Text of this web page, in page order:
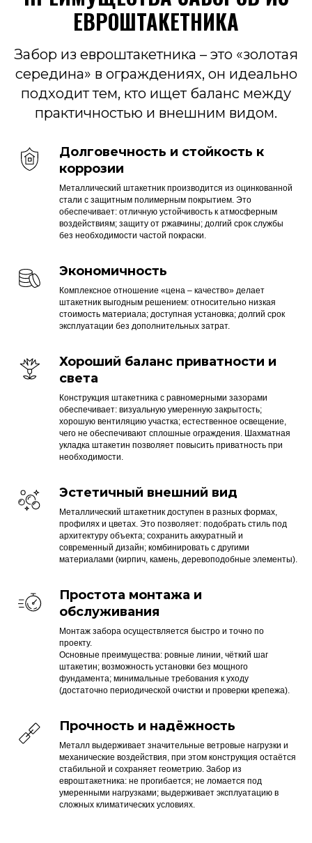
ЕВРОШТАКЕТНИКА
Забор из евроштакетника – это «золотая
середина» в ограждениях, он идеально
подходит тем, кто ищет баланс между
практичностью и внешним видом.
Долговечность и стойкость к
коррозии
Металлический штакетник производится из оцинкованной
стали с защитным полимерным покрытием. Это
обеспечивает: отличную устойчивость к атмосферным
воздействиям; защиту от ржавчины; долгий срок службы
без необходимости частой покраски.
Экономичность
Комплексное отношение «цена – качество» делает
штакетник выгодным решением: относительно низкая
стоимость материала; доступная установка; долгий срок
эксплуатации без дополнительных затрат.
Хороший баланс приватности и
света
Конструкция штакетника с равномерными зазорами
обеспечивает: визуальную умеренную закрытость;
хорошую вентиляцию участка; естественное освещение,
чего не обеспечивают сплошные ограждения. Шахматная
укладка штакетин позволяет повысить приватность при
необходимости.
Эстетичный внешний вид
Металлический штакетник доступен в разных формах,
профилях и цветах. Это позволяет: подобрать стиль под
архитектуру объекта; сохранить аккуратный и
современный дизайн; комбинировать с другими
материалами (кирпич, камень, деревоподобные элементы).
Простота монтажа и
обслуживания
Монтаж забора осуществляется быстро и точно по
проекту.
Основные преимущества: ровные линии, чёткий шаг
штакетин; возможность установки без мощного
фундамента; минимальные требования к уходу
(достаточно периодической очистки и проверки крепежа).
Прочность и надёжность
Металл выдерживает значительные ветровые нагрузки и
механические воздействия, при этом конструкция остаётся
стабильной и сохраняет геометрию. Забор из
евроштакетника: не прогибается; не ломается под
умеренными нагрузками; выдерживает эксплуатацию в
сложных климатических условиях.